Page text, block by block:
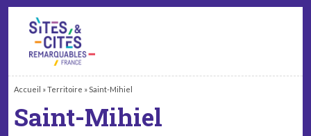
Accueil »Territoire » Saint-Mihiel
Saint-Mihiel